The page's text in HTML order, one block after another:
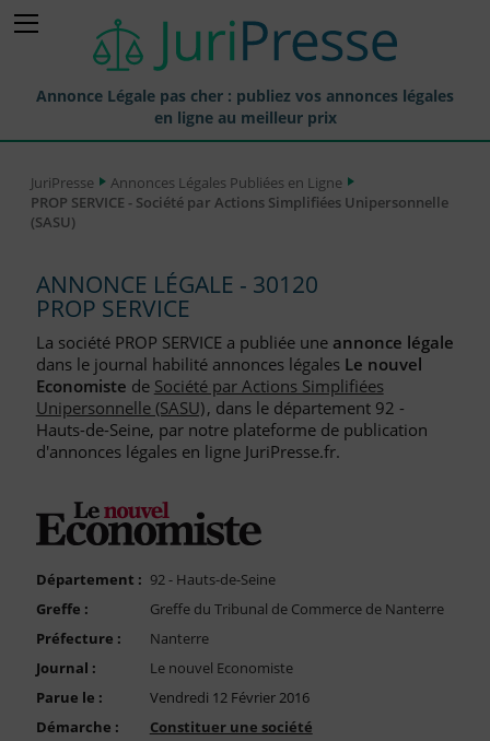
Annonce Légale pas cher : publiez vos annonces légales
en ligne au meilleur prix
Annonces Légales Publiées
Journaux Habilités (JAL) Annonces Légales
Liste des Greffes
Liste des CCI
Le Blog pour les Entreprises
Nous Contacter
Compte PRO
JuriPresse
Annonces Légales Publiées en Ligne
PROP SERVICE - Société par Actions Simplifiées Unipersonnelle
(SASU)
ANNONCE LÉGALE - 30120
PROP SERVICE
La société PROP SERVICE a publiée une annonce légale
dans le journal habilité annonces légales Le nouvel
Economiste de Société par Actions Simplifiées
Unipersonnelle (SASU), dans le département 92 -
Hauts-de-Seine, par notre plateforme de publication
d'annonces légales en ligne JuriPresse.fr.
Département : 92 - Hauts-de-Seine
Greffe :
Greffe du Tribunal de Commerce de Nanterre
Préfecture :
Nanterre
Journal :
Le nouvel Economiste
Parue le :
Vendredi 12 Février 2016
Démarche :
Constituer une société